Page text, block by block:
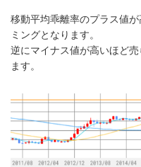
移動平均乖離率のプラス値
ミングとなります。
逆にマイナス値が高いほど
ます。